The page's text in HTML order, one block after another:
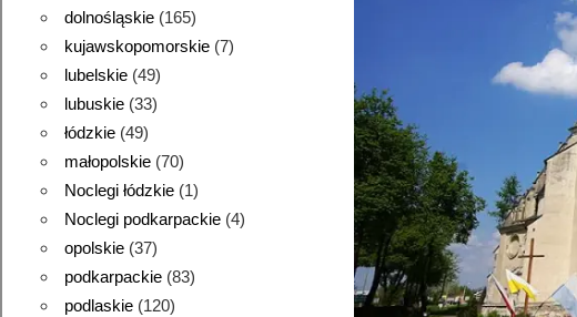
dolnośląskie(165)
kujawskopomorskie(7)
lubelskie(49)
lubuskie(33)
łódzkie(49)
małopolskie(70)
Noclegi łódzkie(1)
Noclegi podkarpackie(4)
opolskie(37)
podkarpackie(83)
podlaskie(120)